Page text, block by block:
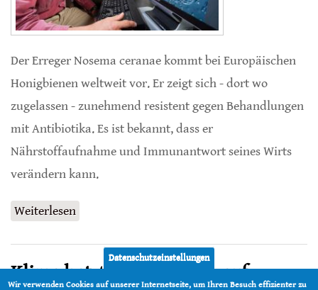
Der Erreger Nosema ceranae kommt bei Europäischen
Honigbienen weltweit vor. Er zeigt sich - dort wo
zugelassen - zunehmend resistent gegen Behandlungen
mit Antibiotika. Es ist bekannt, dass er
Nährstoffaufnahme und Immunantwort seines Wirts
verändern kann.
Weiterlesen
Klima hat Auswirkungen auf
Datenschutzeinstellungen
Wir verwenden Cookies auf unserer Internetseite, um Ihren Besuch effizienter zu